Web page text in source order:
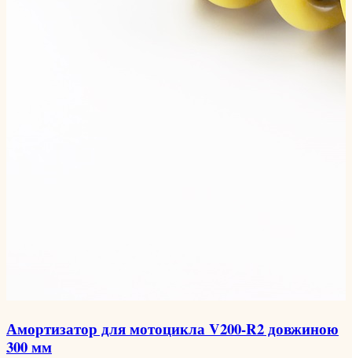
Амортизатор для мотоцикла V200-R2 довжиною
300 мм